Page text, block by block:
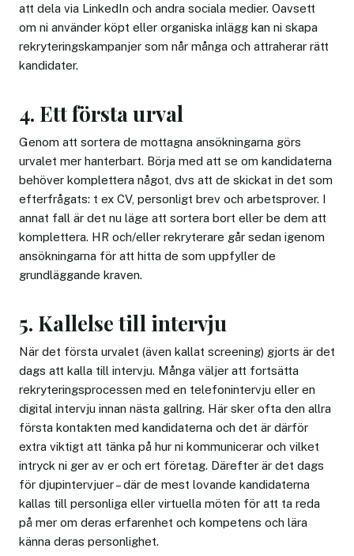
att dela via LinkedIn och andra sociala medier. Oavsett
om ni använder köpt eller organiska inlägg kan ni skapa
rekryteringskampanjer som når många och attraherar rätt
kandidater.
4. Ett första urval
Genom att sortera de mottagna ansökningarna görs
urvalet mer hanterbart. Börja med att se om kandidaterna
behöver komplettera något, dvs att de skickat in det som
efterfrågats: t ex CV, personligt brev och arbetsprover. I
annat fall är det nu läge att sortera bort eller be dem att
komplettera. HR och/eller rekryterare går sedan igenom
ansökningarna för att hitta de som uppfyller de
grundläggande kraven.
5. Kallelse till intervju
När det första urvalet (även kallat screening) gjorts är det
dags att kalla till intervju. Många väljer att fortsätta
rekryteringsprocessen med en telefonintervju eller en
digital intervju innan nästa gallring. Här sker ofta den allra
första kontakten med kandidaterna och det är därför
extra viktigt att tänka på hur ni kommunicerar och vilket
intryck ni ger av er och ert företag. Därefter är det dags
för djupintervjuer – där de mest lovande kandidaterna
kallas till personliga eller virtuella möten för att ta reda
på mer om deras erfarenhet och kompetens och lära
känna deras personlighet.